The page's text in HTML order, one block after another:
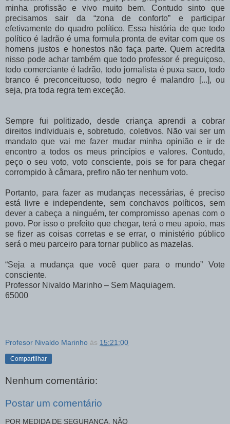
minha profissão e vivo muito bem. Contudo sinto que
precisamos sair da “zona de conforto” e participar
efetivamente do quadro político. Essa história de que todo
político é ladrão é uma formula pronta de evitar com que os
homens justos e honestos não faça parte. Quem acredita
nisso pode achar também que todo professor é preguiçoso,
todo comerciante é ladrão, todo jornalista é puxa saco, todo
branco é preconceituoso, todo negro é malandro [...], ou
seja, pra toda regra tem exceção.
Sempre fui politizado, desde criança aprendi a cobrar
direitos individuais e, sobretudo, coletivos. Não vai ser um
mandato que vai me fazer mudar minha opinião e ir de
encontro a todos os meus princípios e valores. Contudo,
peço o seu voto, voto consciente, pois se for para chegar
corrompido à câmara, prefiro não ter nenhum voto.
Portanto, para fazer as mudanças necessárias, é preciso
está livre e independente, sem conchavos políticos, sem
dever a cabeça a ninguém, ter compromisso apenas com o
povo. Por isso o prefeito que chegar, terá o meu apoio, mas
se fizer as coisas corretas e se errar, o ministério público
será o meu parceiro para tornar publico as mazelas.
“Seja a mudança que você quer para o mundo” Vote
consciente.
Professor Nivaldo Marinho – Sem Maquiagem.
65000
Profesor Nivaldo Marinho às 15:21:00
Compartilhar
Nenhum comentário:
Postar um comentário
POR MEDIDA DE SEGURANÇA, NÃO